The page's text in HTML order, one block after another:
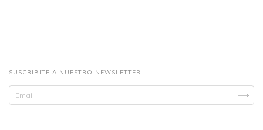
SUSCRIBITE A NUESTRO NEWSLETTER